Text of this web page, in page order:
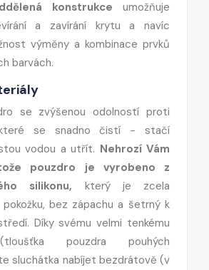
konstrukce umožňuje
a zavírání krytu a navíc
výměny a kombinace prvků
barvách.
se zvýšenou odolností proti
se snadno čistí - stačí
vodou a utřít. Nehrozí Vám
pouzdro je vyrobeno z
silikonu, který je zcela
bez zápachu a šetrný k
Díky svému velmi tenkému
pouzdra pouhých
sluchátka nabíjet bezdrátově (v